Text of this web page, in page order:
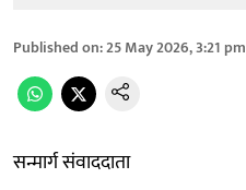
Published on:25 May 2026, 3:21 pm
सन्मार्ग संवाददाता